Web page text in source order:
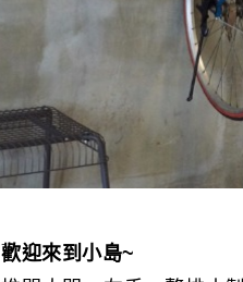
歡迎來到小島~